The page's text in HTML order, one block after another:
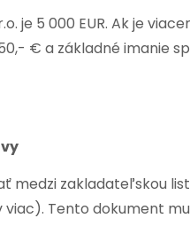
je 5 000 EUR. Ak je
€ a základné imanie
medzi zakladateľskou
Tento dokument